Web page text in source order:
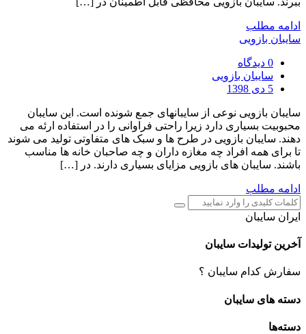
ادامه مطلب
سایبان بازویی
0 دیدگاه
سایبان بازویی
5 دی 1398
سایبان بازویی نوعی از سایبانهای جمع شونده است. این سایبان
محبوبیت بسیاری دارد زیرا راحتی فراوانی را در استفاده ارئه می
دهند. سایبان بازویی در طرح ها و سبک های متفاوتی تولید می شوند
تا برای همه افراد چه مغازه داران و چه صاحبان خانه ها مناسب
باشند. سایبان های بازویی مزایای بسیاری دارند. در […]
ادامه مطلب
ایران سایبان
آخرین تولیدات سایبان
سفارش کدام سایبان ؟
دسته های سایبان
دسته‌ها